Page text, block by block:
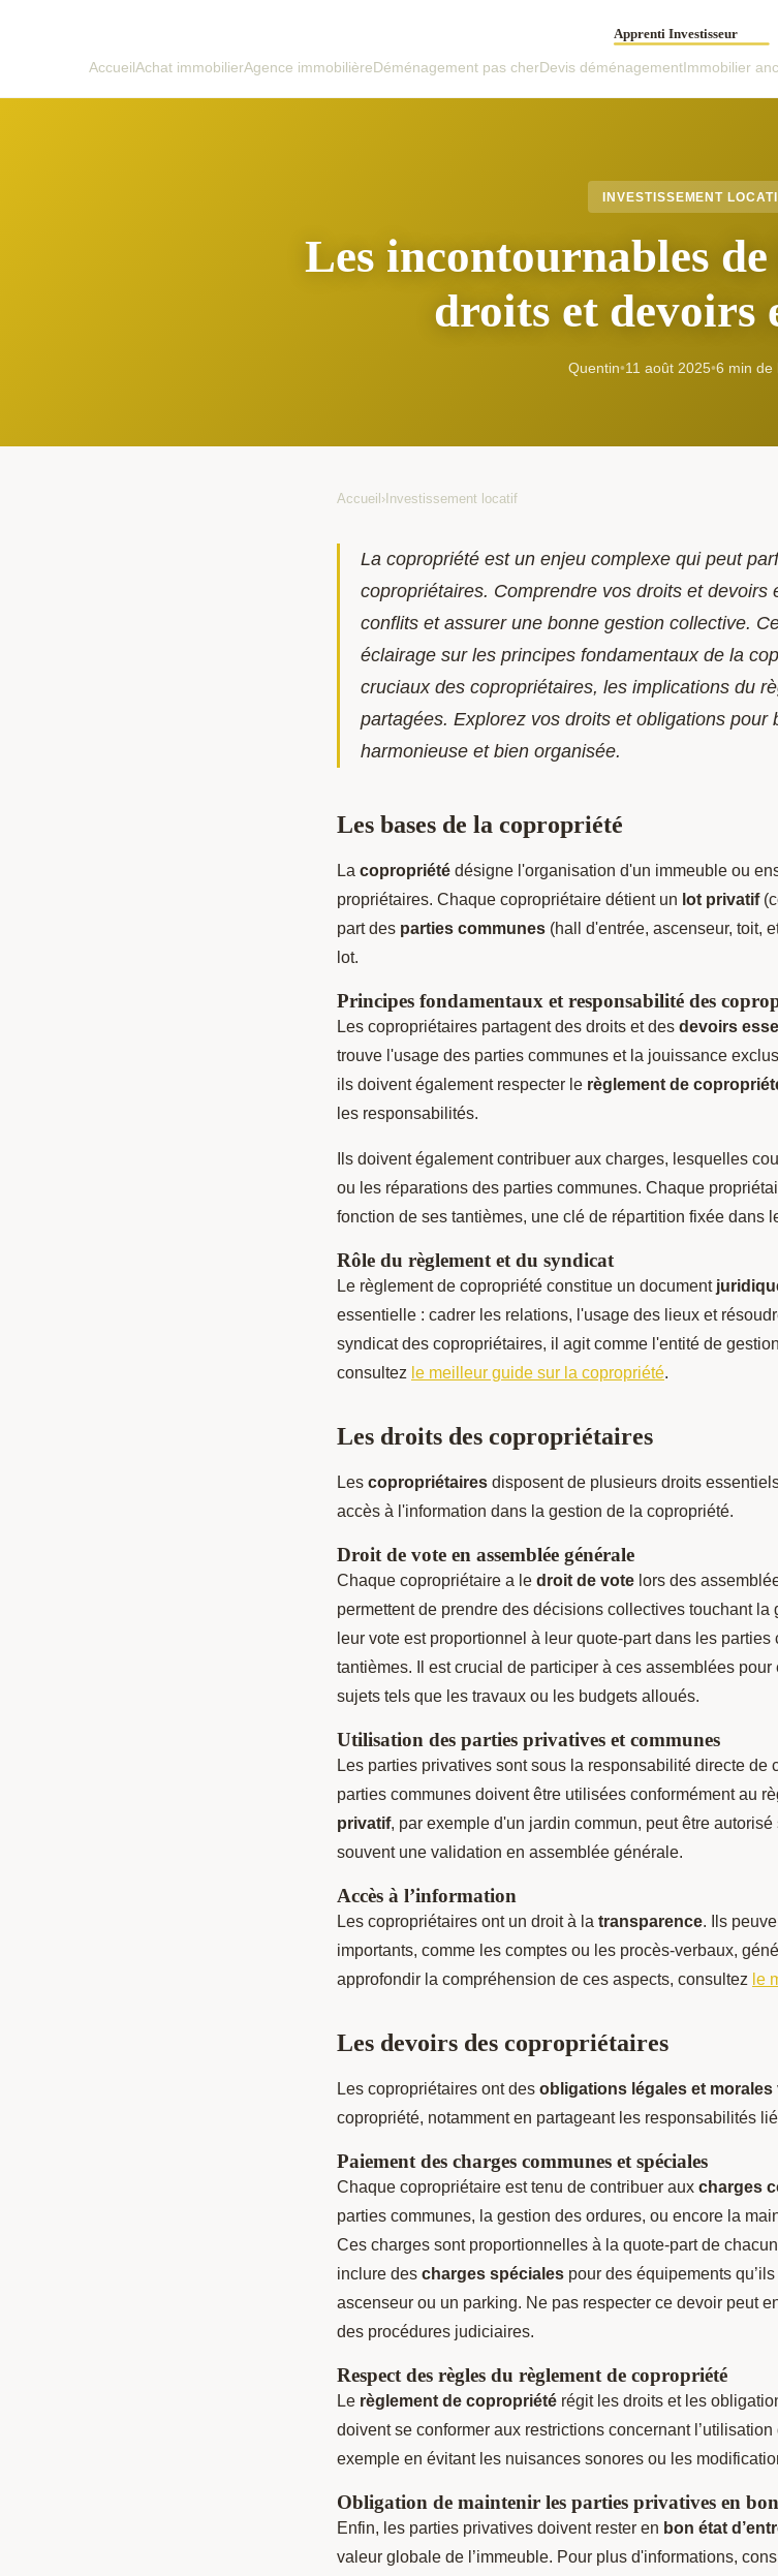
AccueilAchat immobilierAgence immobilièreDéménagement pas cherDevis déménagementImmobilier
INVESTISSEMENT
Les incontournables
droits et devoirs
Quentin•11 août 2025•6 min de
Accueil › Investissement locatif
La copropriété est un enjeu complexe qui peut
copropriétaires. Comprendre vos droits et devoirs
conflits et assurer une bonne gestion collective.
éclairage sur les principes fondamentaux de la
cruciaux des copropriétaires, les implications du
partagées. Explorez vos droits et obligations pour
harmonieuse et bien organisée.
Les bases de la copropriété
La copropriété désigne l'organisation d'un immeuble ou
propriétaires. Chaque copropriétaire détient un lot privatif
part des parties communes (hall d'entrée, ascenseur, toit,
lot.
Principes fondamentaux et responsabilité des
Les copropriétaires partagent des droits et des devoirs
trouve l'usage des parties communes et la jouissance
ils doivent également respecter le règlement de
les responsabilités.
Ils doivent également contribuer aux charges, lesquelles
ou les réparations des parties communes. Chaque
fonction de ses tantièmes, une clé de répartition fixée dans
Rôle du règlement et du syndicat
Le règlement de copropriété constitue un document
essentielle : cadrer les relations, l'usage des lieux et
syndicat des copropriétaires, il agit comme l'entité de
consultez le meilleur guide sur la copropriété.
Les droits des copropriétaires
Les copropriétaires disposent de plusieurs droits
accès à l'information dans la gestion de la copropriété.
Droit de vote en assemblée générale
Chaque copropriétaire a le droit de vote lors des
permettent de prendre des décisions collectives touchant
leur vote est proportionnel à leur quote-part dans les
tantièmes. Il est crucial de participer à ces assemblées
sujets tels que les travaux ou les budgets alloués.
Utilisation des parties privatives et communes
Les parties privatives sont sous la responsabilité directe de
parties communes doivent être utilisées conformément au
privatif, par exemple d'un jardin commun, peut être
souvent une validation en assemblée générale.
Accès à l’information
Les copropriétaires ont un droit à la transparence. Ils
importants, comme les comptes ou les procès-verbaux,
approfondir la compréhension de ces aspects, consultez le
Les devoirs des copropriétaires
Les copropriétaires ont des obligations légales et morales
copropriété, notamment en partageant les responsabilités
Paiement des charges communes et spéciales
Chaque copropriétaire est tenu de contribuer aux charges
parties communes, la gestion des ordures, ou encore la
Ces charges sont proportionnelles à la quote-part de
inclure des charges spéciales pour des équipements
ascenseur ou un parking. Ne pas respecter ce devoir peut
des procédures judiciaires.
Respect des règles du règlement de copropriété
Le règlement de copropriété régit les droits et les
doivent se conformer aux restrictions concernant
exemple en évitant les nuisances sonores ou les
Obligation de maintenir les parties privatives en
Enfin, les parties privatives doivent rester en bon état
valeur globale de l’immeuble. Pour plus d'informations,